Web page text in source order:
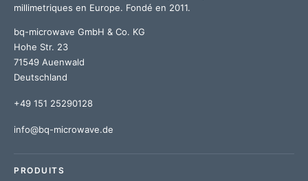
millimetriques en Europe. Fondé en 2011.
bq-microwave GmbH & Co. KG
Hohe Str. 23
71549 Auenwald
Deutschland
+49 151 25290128
info@bq-microwave.de
PRODUITS